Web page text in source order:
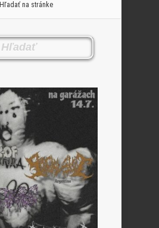
Hľadať na stránke